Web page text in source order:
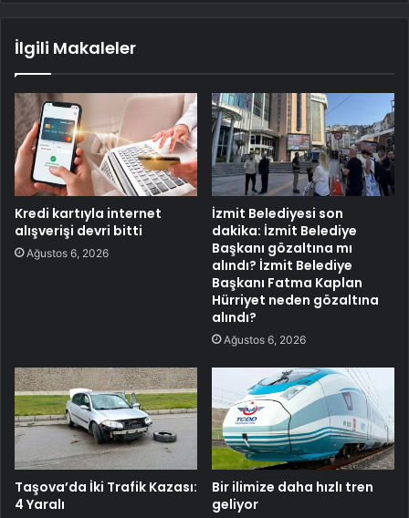
İlgili Makaleler
Kredi kartıyla internet
alışverişi devri bitti
Ağustos 6, 2026
İzmit Belediyesi son
dakika: İzmit Belediye
Başkanı gözaltına mı
alındı? İzmit Belediye
Başkanı Fatma Kaplan
Hürriyet neden gözaltına
alındı?
Ağustos 6, 2026
Taşova’da İki Trafik Kazası:
4 Yaralı
Bir ilimize daha hızlı tren
geliyor